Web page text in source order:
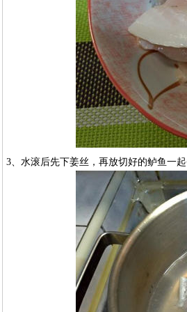
3、水滚后先下姜丝，再放切好的鲈鱼一